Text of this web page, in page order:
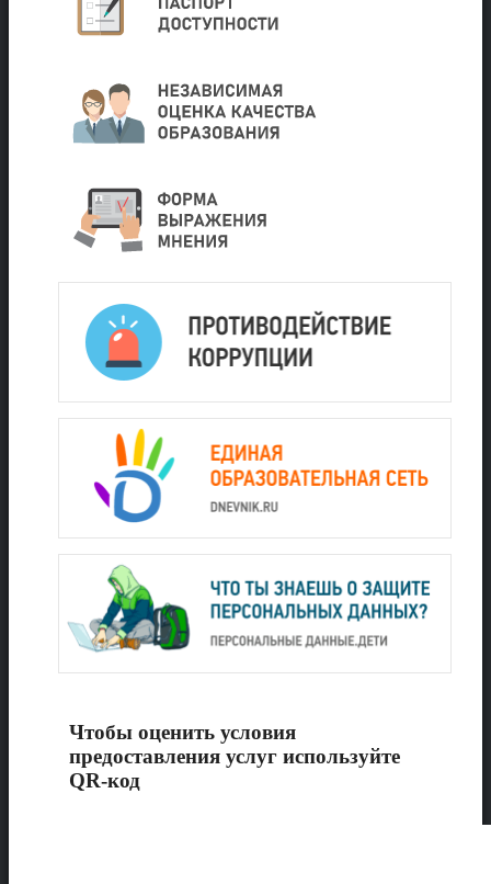
Чтобы оценить условия
предоставления услуг используйте
QR-код